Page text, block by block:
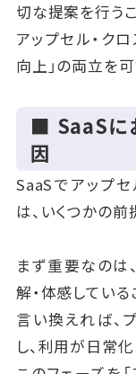
切な提案を行うこ
アップセル・ク
向上」の両立を
■ SaaSに
因
SaaSでアップ
は、いくつかの
まず重要なの
解・体感している
言い換えれば、
し、利用が日常